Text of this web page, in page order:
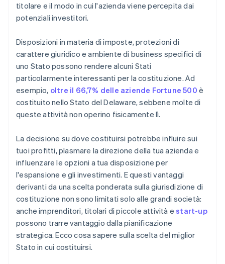
Documenti legali aziendali con idoneità globale
in crediti e sconti offerti da partner
titolare e il modo in cui l'azienda viene percepita dai
potenziali investitori.
Disposizioni in materia di imposte, protezioni di
carattere giuridico e ambiente di business specifici di
uno Stato possono rendere alcuni Stati
particolarmente interessanti per la costituzione. Ad
esempio, oltre il 66,7% delle aziende Fortune 500 è
costituito nello Stato del Delaware, sebbene molte di
queste attività non operino fisicamente lì.
La decisione su dove costituirsi potrebbe influire sui
tuoi profitti, plasmare la direzione della tua azienda e
influenzare le opzioni a tua disposizione per
l'espansione e gli investimenti. E questi vantaggi
derivanti da una scelta ponderata sulla giurisdizione di
costituzione non sono limitati solo alle grandi società:
anche imprenditori, titolari di piccole attività estart-up
possono trarre vantaggio dalla pianificazione
strategica. Ecco cosa sapere sulla scelta del miglior
Stato in cui costituirsi.